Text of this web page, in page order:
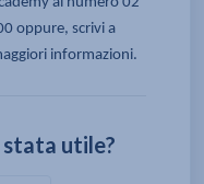
oppure, scrivi a
informazioni.
utile?